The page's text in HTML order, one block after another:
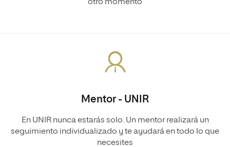
otro momento
Mentor - UNIR
En UNIR nunca estarás solo. Un mentor realizará un
seguimiento individualizado y te ayudará en todo lo que
necesites